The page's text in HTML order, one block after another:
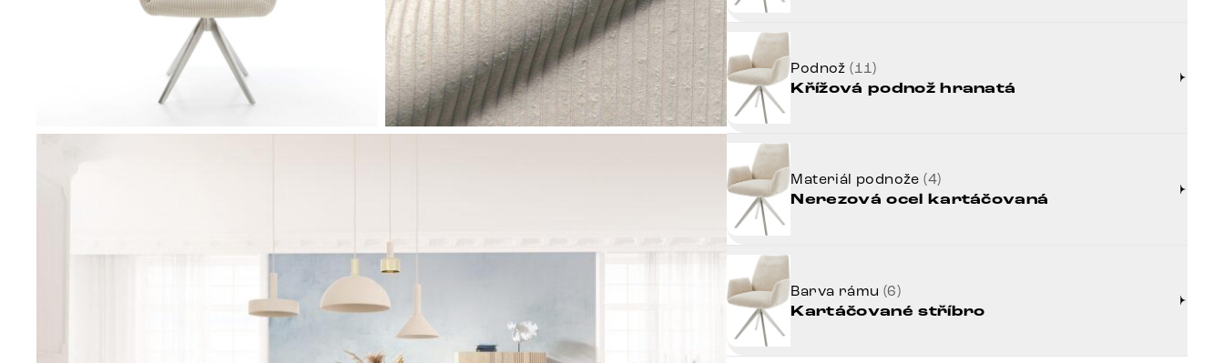
Podnož(11)
Křížová podnož hranatá
Materiál podnože(4)
Nerezová ocel kartáčovaná
Barva rámu (6)
Kartáčované stříbro